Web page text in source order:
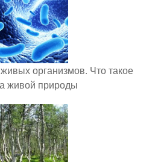
организмов. Что такое
живой природы